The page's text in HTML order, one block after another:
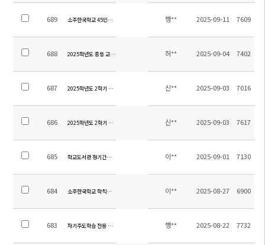
689 소주한국학교 45인승 차량 매각 입찰 공고 행** 2025-09-11 7609
688 2025학년도 중등 교내 수상 계획 허** 2025-09-04 7402
687 2025학년도 2학기 초등 수행평가 계획 안내(4~6학년)
신** 2025-09-03 7016
686 2025학년도 2학기 초등 수행평가 계획 안내(1~3학년)
신** 2025-09-03 7617
685 학교도서관 정기간행물 비치 안내 이** 2025-09-01 7130
684 소주한국학교 학칙개정에 따른 의견수렴 이** 2025-08-27 6900
683 자기주도학습 전용 독서실 “청학재(靑鶴齋)” 오픈
행** 2025-08-22 7732